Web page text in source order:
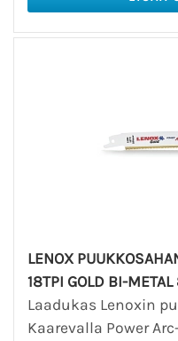
LENOX
18TPI GOLD BI-
Laadukas Lenoxin
Kaarevalla Power